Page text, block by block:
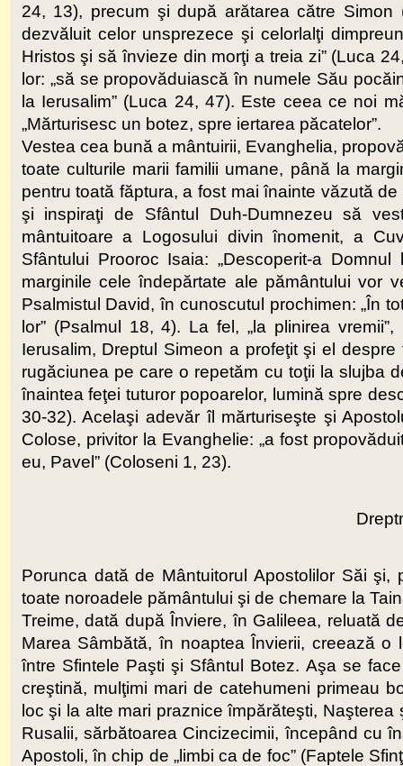
24, 13), precum şi după arătarea către
dezvăluit celor unsprezece şi celorlalţi
Hristos şi să învieze din morţi a treia zi” (Luca
lor: „să se propovăduiască în numele Său
la Ierusalim” (Luca 24, 47). Este ceea ce noi
„Mărturisesc un botez, spre iertarea păcatelor”.
Vestea cea bună a mântuirii, Evanghelia,
toate culturile marii familii umane, până la
pentru toată făptura, a fost mai înainte văzută
şi inspiraţi de Sfântul Duh-Dumnezeu să
mântuitoare a Logosului divin înomenit, a
Sfântului Prooroc Isaia: „Descoperit-a
marginile cele îndepărtate ale pământului vor
Psalmistul David, în cunoscutul prochimen: „În
lor” (Psalmul 18, 4). La fel, „la plinirea
Ierusalim, Dreptul Simeon a profeţit şi el
rugăciunea pe care o repetăm cu toţii la slujba
înaintea feţei tuturor popoarelor, lumină spre
30-32). Acelaşi adevăr îl mărturiseşte şi
Colose, privitor la Evanghelie: „a fost
eu, Pavel” (Coloseni 1, 23).
Porunca dată de Mântuitorul Apostolilor Săi
toate noroadele pământului şi de chemare la
Treime, dată după Înviere, în Galileea, reluată
Marea Sâmbătă, în noaptea Învierii, creează o
între Sfintele Paşti şi Sfântul Botez. Aşa se
creştină, mulţimi mari de catehumeni primeau
loc şi la alte mari praznice împărăteşti,
Rusalii, sărbătoarea Cincizecimii, începând cu
Apostoli, în chip de „limbi ca de foc” (Faptele